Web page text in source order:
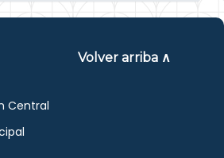
Volver arriba ∧
Central